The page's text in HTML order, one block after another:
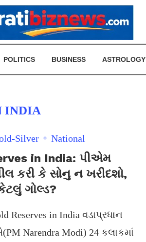
POLITICS BUSINESS ASTROLOGY
INDIA
Silver National
in India: પીએમ
કરી કે સોનુ ન ખરીદશો,
ગોલ્ડ?
Reserves in India વડાપ્રધાન
Narendra Modi) 24 કલાકમાં